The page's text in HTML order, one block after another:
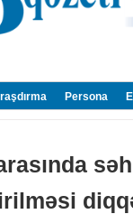
Persona